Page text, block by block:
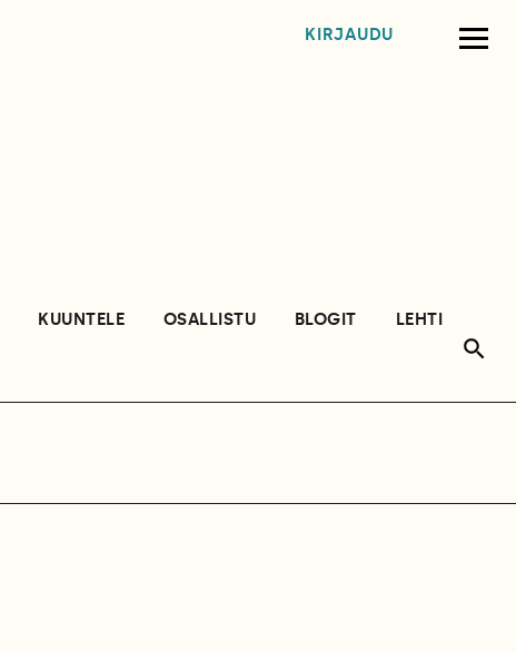
KIRJAUDU
KUUNTELE OSALLISTU BLOGIT
LEHTI